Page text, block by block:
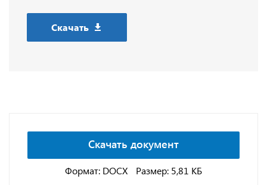
Скачать
Скачать документ
Формат: DOCX Размер: 5,81 КБ